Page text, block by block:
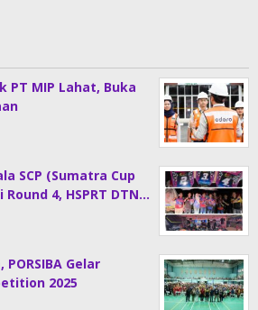
PT MIP Lahat, Buka
SCP (Sumatra Cup
4, HSPRT DTN…
Gelar
2025